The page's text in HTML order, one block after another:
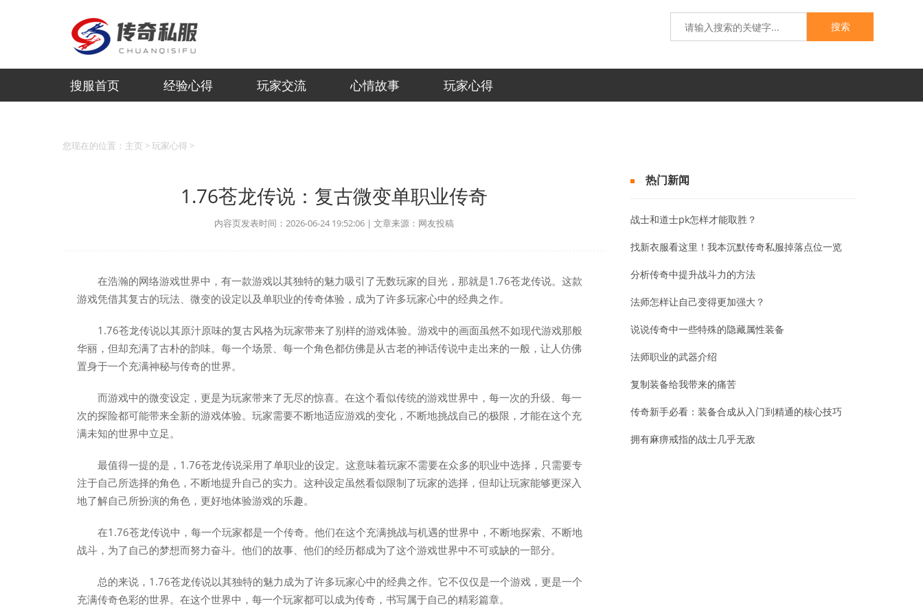
搜索
搜服首页 经验心得 玩家交流 心情故事 玩家心得
您现在的位置： 主页 >玩家心得 >
1.76苍龙传说：复古微变单职业传奇
内容页发表时间：2026-06-24 19:52:06 | 文章来源：网友投稿
在浩瀚的网络游戏世界中，有一款游戏以其独特的魅力吸引了无数玩家的目光，那就是1.76苍龙传说。这款
游戏凭借其复古的玩法、微变的设定以及单职业的传奇体验，成为了许多玩家心中的经典之作。
1.76苍龙传说以其原汁原味的复古风格为玩家带来了别样的游戏体验。游戏中的画面虽然不如现代游戏那般
华丽，但却充满了古朴的韵味。每一个场景、每一个角色都仿佛是从古老的神话传说中走出来的一般，让人仿佛
置身于一个充满神秘与传奇的世界。
而游戏中的微变设定，更是为玩家带来了无尽的惊喜。在这个看似传统的游戏世界中，每一次的升级、每一
次的探险都可能带来全新的游戏体验。玩家需要不断地适应游戏的变化，不断地挑战自己的极限，才能在这个充
满未知的世界中立足。
最值得一提的是，1.76苍龙传说采用了单职业的设定。这意味着玩家不需要在众多的职业中选择，只需要专
注于自己所选择的角色，不断地提升自己的实力。这种设定虽然看似限制了玩家的选择，但却让玩家能够更深入
地了解自己所扮演的角色，更好地体验游戏的乐趣。
在1.76苍龙传说中，每一个玩家都是一个传奇。他们在这个充满挑战与机遇的世界中，不断地探索、不断地
战斗，为了自己的梦想而努力奋斗。他们的故事、他们的经历都成为了这个游戏世界中不可或缺的一部分。
总的来说，1.76苍龙传说以其独特的魅力成为了许多玩家心中的经典之作。它不仅仅是一个游戏，更是一个
充满传奇色彩的世界。在这个世界中，每一个玩家都可以成为传奇，书写属于自己的精彩篇章。
热门新闻
战士和道士pk怎样才能取胜？
找新衣服看这里！我本沉默传奇私服掉落点位一览
分析传奇中提升战斗力的方法
法师怎样让自己变得更加强大？
说说传奇中一些特殊的隐藏属性装备
法师职业的武器介绍
复制装备给我带来的痛苦
传奇新手必看：装备合成从入门到精通的核心技巧
拥有麻痹戒指的战士几乎无敌